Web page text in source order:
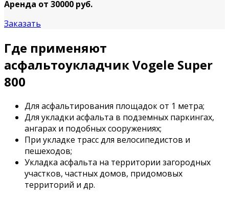
Аренда от 30000 руб.
Заказать
Где применяют
асфальтоукладчик Vogele Super
800
Для асфальтирования площадок от 1 метра;
Для укладки асфальта в подземных паркингах,
ангарах и подобных сооружениях;
При укладке трасс для велосипедистов и
пешеходов;
Укладка асфальта на территории загородных
участков, частных домов, придомовых
территорий и др.